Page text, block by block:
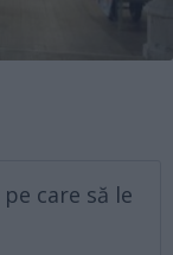
care să le